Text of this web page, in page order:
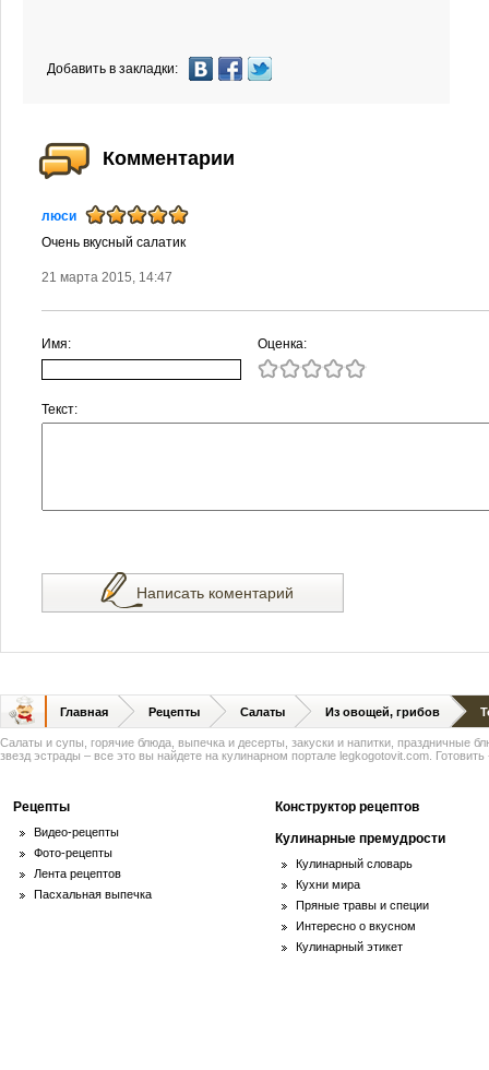
Добавить в закладки:
Комментарии
люси
Очень вкусный салатик
21 марта 2015, 14:47
Имя: Оценка:
Текст:
Написать коментарий
Главная Рецепты Салаты Из овощей, грибов
Салаты и супы, горячие блюда, выпечка и десерты, закуски и напитки, праздничные
звезд эстрады – все это вы найдете на кулинарном портале legkogotovit.com. Готовить
Рецепты
Видео-рецепты
Фото-рецепты
Лента рецептов
Пасхальная выпечка
Конструктор рецептов
Кулинарные премудрости
Кулинарный словарь
Кухни мира
Пряные травы и специи
Интересно о вкусном
Кулинарный этикет